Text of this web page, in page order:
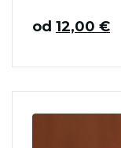
od 12,00 €